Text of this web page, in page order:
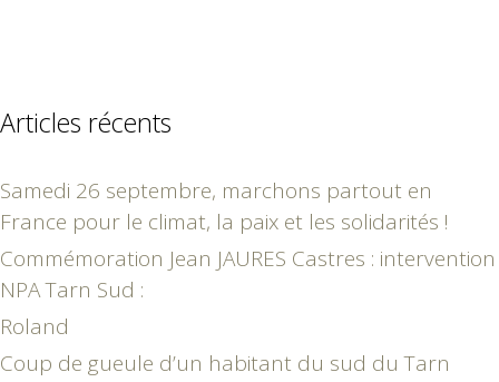
Articles récents
Samedi 26 septembre, marchons partout en
France pour le climat, la paix et les solidarités !
Commémoration Jean JAURES Castres : intervention
NPA Tarn Sud :
Roland
Coup de gueule d’un habitant du sud du Tarn